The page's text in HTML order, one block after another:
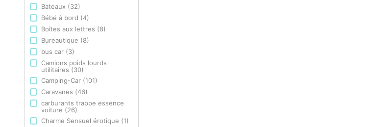
Bateaux (32)
Bébé à bord (4)
Boîtes aux lettres (8)
Bureautique (8)
bus car (3)
Camions poids lourds
utilitaires(30)
Camping-Car (101)
Caravanes (46)
carburants trappe essence
voiture (26)
Charme Sensuel érotique (1)